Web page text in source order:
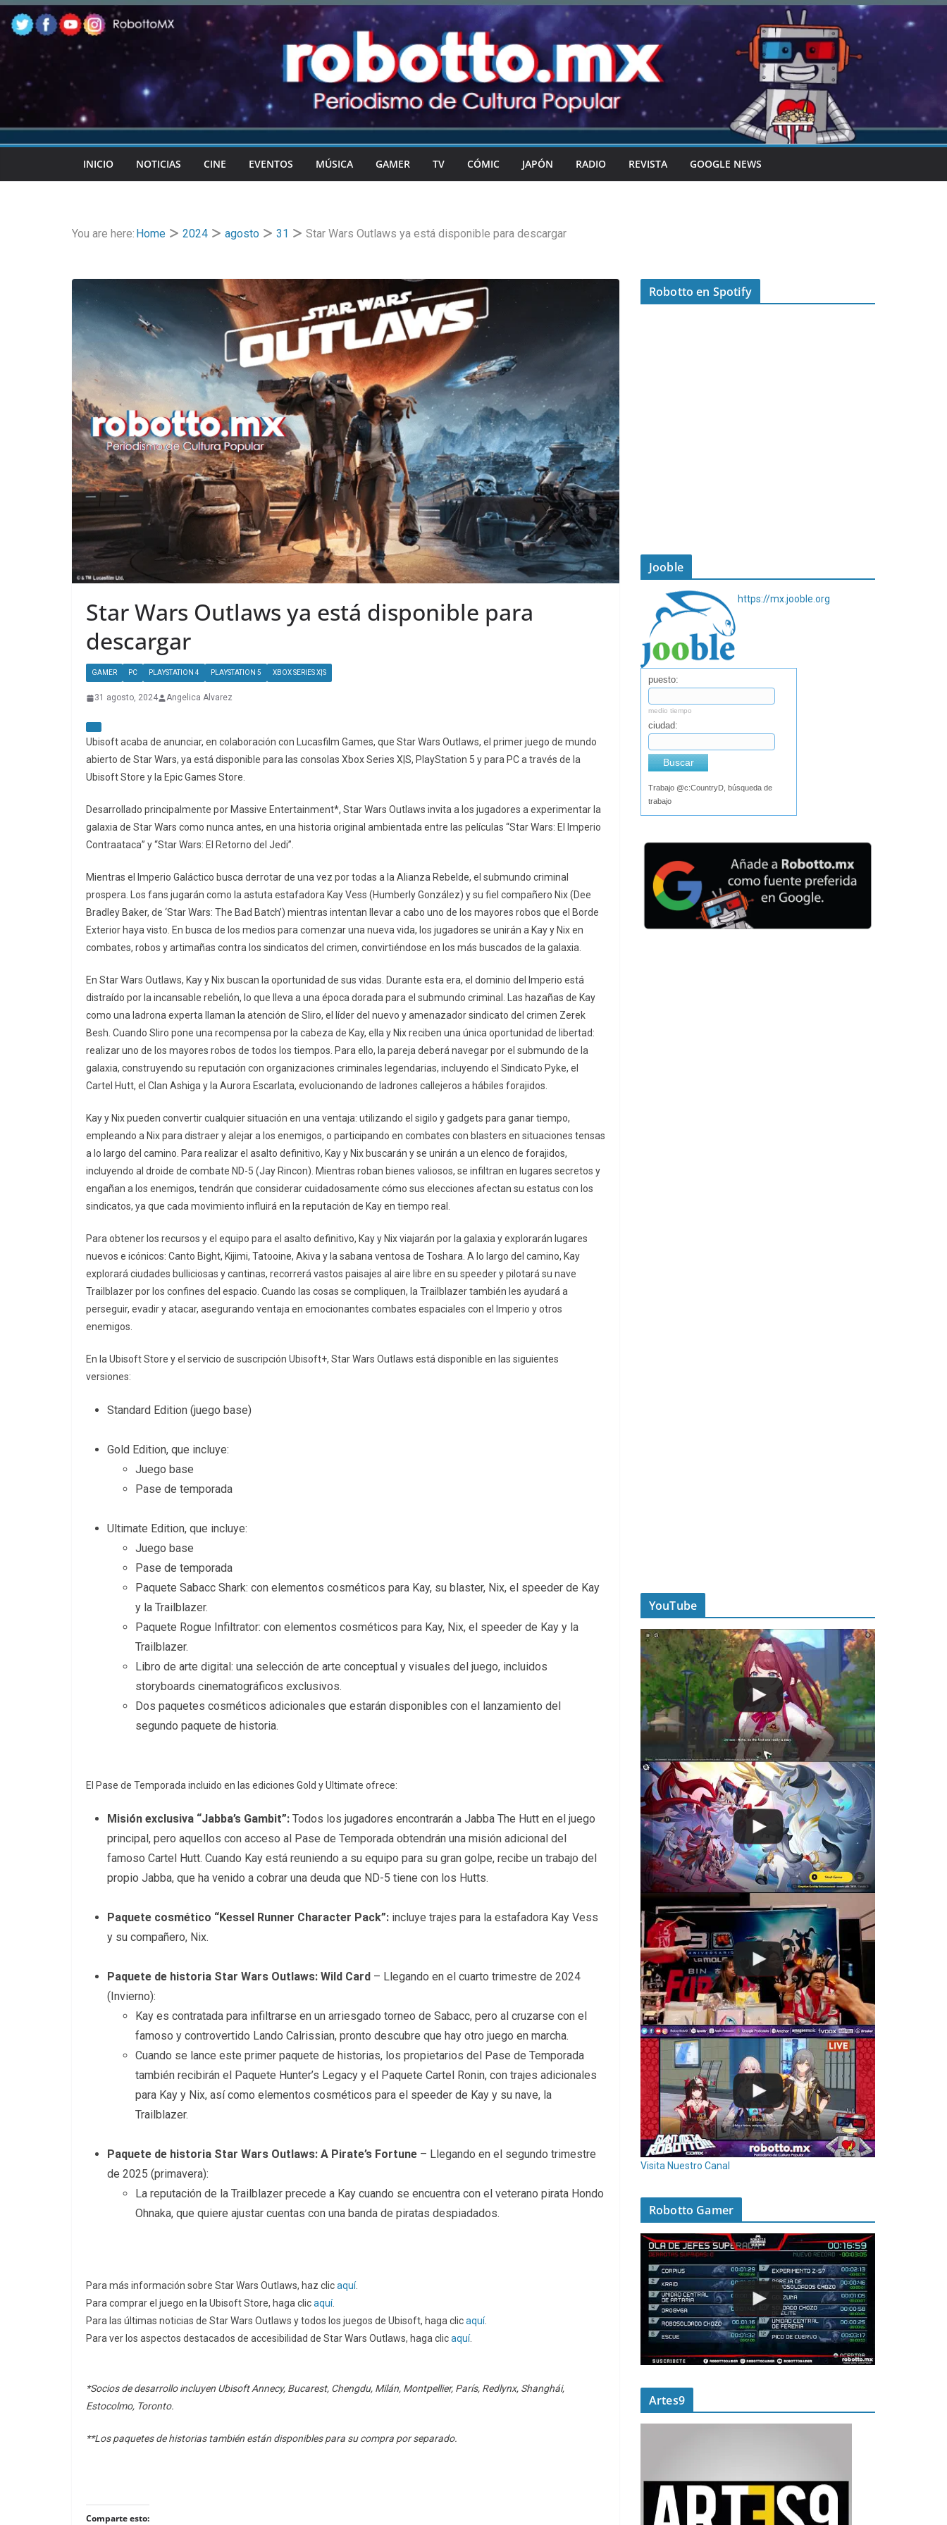
Skip
to
content
INICIO NOTICIAS CINE EVENTOS MÚSICA GAMER TV CÓMIC JAPÓN RADIO REVISTA GOOGLE NEWS
You are here: Home 2024 agosto 31 Star Wars Outlaws ya está disponible para descargar
Star Wars Outlaws ya está disponible para
descargar
GAMER PC PLAYSTATION 4 PLAYSTATION 5 XBOX SERIES X|S
31 agosto, 2024 Angelica Alvarez
Ubisoft acaba de anunciar, en colaboración con Lucasfilm Games, que Star Wars Outlaws, el primer juego de mundo
abierto de Star Wars, ya está disponible para las consolas Xbox Series X|S, PlayStation 5 y para PC a través de la
Ubisoft Store y la Epic Games Store.
Desarrollado principalmente por Massive Entertainment*, Star Wars Outlaws invita a los jugadores a experimentar la
galaxia de Star Wars como nunca antes, en una historia original ambientada entre las películas “Star Wars: El Imperio
Contraataca” y “Star Wars: El Retorno del Jedi”.
Mientras el Imperio Galáctico busca derrotar de una vez por todas a la Alianza Rebelde, el submundo criminal
prospera. Los fans jugarán como la astuta estafadora Kay Vess (Humberly González) y su fiel compañero Nix (Dee
Bradley Baker, de ‘Star Wars: The Bad Batch’) mientras intentan llevar a cabo uno de los mayores robos que el Borde
Exterior haya visto. En busca de los medios para comenzar una nueva vida, los jugadores se unirán a Kay y Nix en
combates, robos y artimañas contra los sindicatos del crimen, convirtiéndose en los más buscados de la galaxia.
En Star Wars Outlaws, Kay y Nix buscan la oportunidad de sus vidas. Durante esta era, el dominio del Imperio está
distraído por la incansable rebelión, lo que lleva a una época dorada para el submundo criminal. Las hazañas de Kay
como una ladrona experta llaman la atención de Sliro, el líder del nuevo y amenazador sindicato del crimen Zerek
Besh. Cuando Sliro pone una recompensa por la cabeza de Kay, ella y Nix reciben una única oportunidad de libertad:
realizar uno de los mayores robos de todos los tiempos. Para ello, la pareja deberá navegar por el submundo de la
galaxia, construyendo su reputación con organizaciones criminales legendarias, incluyendo el Sindicato Pyke, el
Cartel Hutt, el Clan Ashiga y la Aurora Escarlata, evolucionando de ladrones callejeros a hábiles forajidos.
Kay y Nix pueden convertir cualquier situación en una ventaja: utilizando el sigilo y gadgets para ganar tiempo,
empleando a Nix para distraer y alejar a los enemigos, o participando en combates con blasters en situaciones tensas
a lo largo del camino. Para realizar el asalto definitivo, Kay y Nix buscarán y se unirán a un elenco de forajidos,
incluyendo al droide de combate ND-5 (Jay Rincon). Mientras roban bienes valiosos, se infiltran en lugares secretos y
engañan a los enemigos, tendrán que considerar cuidadosamente cómo sus elecciones afectan su estatus con los
sindicatos, ya que cada movimiento influirá en la reputación de Kay en tiempo real.
Para obtener los recursos y el equipo para el asalto definitivo, Kay y Nix viajarán por la galaxia y explorarán lugares
nuevos e icónicos: Canto Bight, Kijimi, Tatooine, Akiva y la sabana ventosa de Toshara. A lo largo del camino, Kay
explorará ciudades bulliciosas y cantinas, recorrerá vastos paisajes al aire libre en su speeder y pilotará su nave
Trailblazer por los confines del espacio. Cuando las cosas se compliquen, la Trailblazer también les ayudará a
perseguir, evadir y atacar, asegurando ventaja en emocionantes combates espaciales con el Imperio y otros
enemigos.
En la Ubisoft Store y el servicio de suscripción Ubisoft+, Star Wars Outlaws está disponible en las siguientes
versiones:
Standard Edition (juego base)
Gold Edition, que incluye:
Juego base
Pase de temporada
Ultimate Edition, que incluye:
Juego base
Pase de temporada
Paquete Sabacc Shark: con elementos cosméticos para Kay, su blaster, Nix, el speeder de Kay
y la Trailblazer.
Paquete Rogue Infiltrator: con elementos cosméticos para Kay, Nix, el speeder de Kay y la
Trailblazer.
Libro de arte digital: una selección de arte conceptual y visuales del juego, incluidos
storyboards cinematográficos exclusivos.
Dos paquetes cosméticos adicionales que estarán disponibles con el lanzamiento del
segundo paquete de historia.
El Pase de Temporada incluido en las ediciones Gold y Ultimate ofrece:
Misión exclusiva “Jabba’s Gambit”: Todos los jugadores encontrarán a Jabba The Hutt en el juego
principal, pero aquellos con acceso al Pase de Temporada obtendrán una misión adicional del
famoso Cartel Hutt. Cuando Kay está reuniendo a su equipo para su gran golpe, recibe un trabajo del
propio Jabba, que ha venido a cobrar una deuda que ND-5 tiene con los Hutts.
Paquete cosmético “Kessel Runner Character Pack”: incluye trajes para la estafadora Kay Vess
y su compañero, Nix.
Paquete de historia Star Wars Outlaws: Wild Card – Llegando en el cuarto trimestre de 2024
(Invierno):
Kay es contratada para infiltrarse en un arriesgado torneo de Sabacc, pero al cruzarse con el
famoso y controvertido Lando Calrissian, pronto descubre que hay otro juego en marcha.
Cuando se lance este primer paquete de historias, los propietarios del Pase de Temporada
también recibirán el Paquete Hunter’s Legacy y el Paquete Cartel Ronin, con trajes adicionales
para Kay y Nix, así como elementos cosméticos para el speeder de Kay y su nave, la
Trailblazer.
Paquete de historia Star Wars Outlaws: A Pirate’s Fortune – Llegando en el segundo trimestre
de 2025 (primavera):
La reputación de la Trailblazer precede a Kay cuando se encuentra con el veterano pirata Hondo
Ohnaka, que quiere ajustar cuentas con una banda de piratas despiadados.
Para más información sobre Star Wars Outlaws, haz clicaquí.
Para comprar el juego en la Ubisoft Store, haga clicaquí.
Para las últimas noticias de Star Wars Outlaws y todos los juegos de Ubisoft, haga clicaquí.
Para ver los aspectos destacados de accesibilidad de Star Wars Outlaws, haga clicaquí.
*Socios de desarrollo incluyen Ubisoft Annecy, Bucarest, Chengdu, Milán, Montpellier, París, Redlynx, Shanghái,
Estocolmo, Toronto.
**Los paquetes de historias también están disponibles para su compra por separado.
Comparte esto:
Robotto en Spotify
Jooble
https://mx.jooble.org
puesto:
medio tiempo
ciudad:
Buscar
Trabajo @c:CountryD, búsqueda de
trabajo
YouTube
Visita Nuestro Canal
Robotto Gamer
Artes9